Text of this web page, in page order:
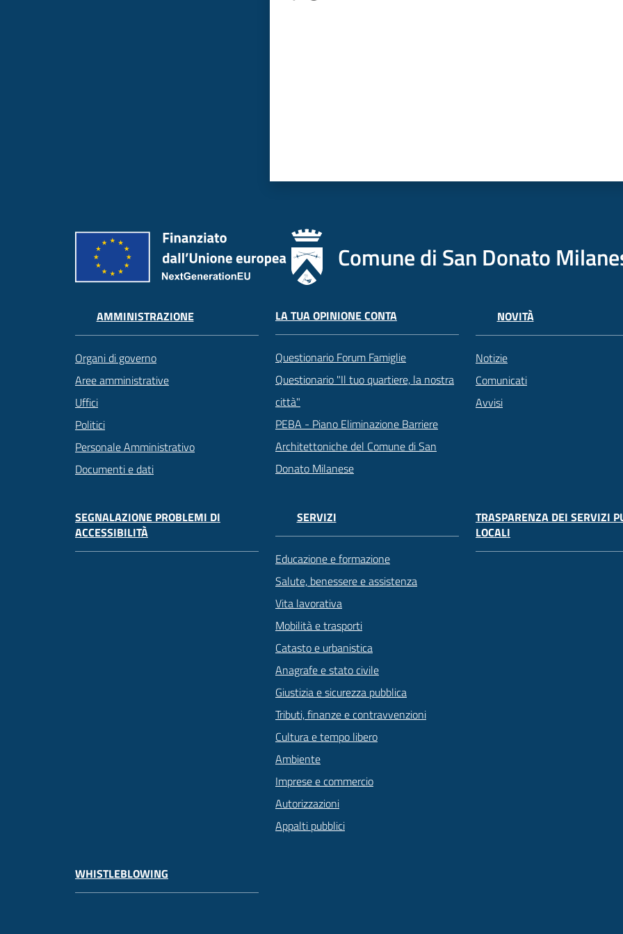
Comune di San Donato
AMMINISTRAZIONE
Organi di governo
Aree amministrative
Uffici
Politici
Personale Amministrativo
Documenti e dati
LA TUA OPINIONE CONTA
Questionario Forum Famiglie
Questionario "Il tuo quartiere, la nostra
città"
PEBA - Piano Eliminazione Barriere
Architettoniche del Comune di San
Donato Milanese
NOVITÀ
Notizie
Comunicati
Avvisi
SEGNALAZIONE PROBLEMI DI
ACCESSIBILITÀ
SERVIZI
Educazione e formazione
Salute, benessere e assistenza
Vita lavorativa
Mobilità e trasporti
Catasto e urbanistica
Anagrafe e stato civile
Giustizia e sicurezza pubblica
Tributi, finanze e contravvenzioni
Cultura e tempo libero
Ambiente
Imprese e commercio
Autorizzazioni
Appalti pubblici
TRASPARENZA DEI SERVIZI
LOCALI
WHISTLEBLOWING